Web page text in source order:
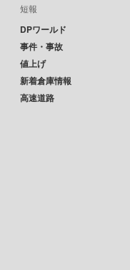
短報
DPワールド
事件・事故
値上げ
新着倉庫情報
高速道路